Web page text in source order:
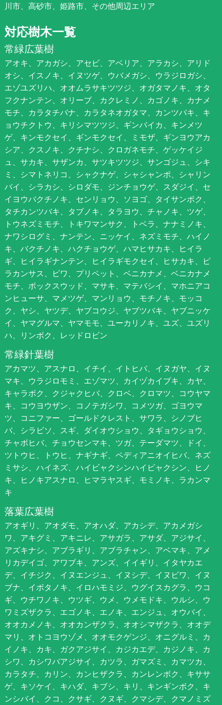
川市、高砂市、姫路市、その他周辺エリア
対応樹木一覧
常緑広葉樹
アオキ、アカガシ、アセビ、アベリア、アラカシ、アリド
オシ、イスノキ、イヌツゲ、ウバメガシ、ウラジロガシ、
エゾユズリハ、オオムラサキツツジ、オガタマノキ、オタ
フクナンテン、オリーブ、カクレミノ、カゴノキ、カナメ
モチ、カラタチバナ、カラタネオガタマ、カンツバキ、キ
ョウチクトウ、キリシマツツジ、ギンバイカ、キンメツ
ゲ、キンモクセイ、ギンモクセイ、ミモザ、ギンヨウアカ
シア、クスノキ、クチナシ、クロガネモチ、ゲッケイジ
ュ、サカキ、サザンカ、サツキツツジ、サンゴジュ、シキ
ミ、シマトネリコ、シャクナゲ、シャシャンポ、シャリン
バイ、シラカシ、シロダモ、ジンチョウゲ、スダジイ、セ
イヨウバクチノキ、センリョウ、ソヨゴ、タイサンボク、
タチカンツバキ、タブノキ、タラヨウ、チャノキ、ツゲ、
トウネズミモチ、トキワマンサク、トベラ、ナナミノキ、
ナワシログミ、ナンテン、ニッケイ、ネズミモチ、ハイノ
キ、バクチノキ、ハクチョウゲ、ハマヒサカキ、ヒイラ
ギ、ヒイラギナンテン、ヒイラギモクセイ、ヒサカキ、ピ
ラカンサス、ビワ、プリペット、ベニカナメ、ベニカナメ
モチ、ボックスウッド、マサキ、マテバシイ、マホニアコ
ンヒューサ、マメツゲ、マンリョウ、モチノキ、モッコ
ク、ヤシ、ヤツデ、ヤブコウジ、ヤブツバキ、ヤブニッケ
イ、ヤマグルマ、ヤマモモ、ユーカリノキ、ユズ、ユズリ
ハ、リンボク、レッドロビン
常緑針葉樹
アカマツ、アスナロ、イチイ、イトヒバ、イヌガヤ、イヌ
マキ、ウラジロモミ、エゾマツ、カイヅカイブキ、カヤ、
キャラボク、クジャクヒバ、クロベ、クロマツ、コウヤマ
キ、コウヨウザン、コノテガシワ、コメツガ、ゴヨウマ
ツ、コニファー、ゴールドクレスト、サワラ、シノブヒ
バ、シラビソ、スギ、ダイオウショウ、タギョウショウ、
チャボヒバ、チョウセンマキ、ツガ、テーダマツ、ドイ、
ツトウヒ、トウヒ、ナギナギ、ペディアニオイヒバ、ネズ
ミサシ、ハイネズ、ハイビャクシンハイビャクシン、ヒノ
キ、ヒノキアスナロ、ヒマラヤスギ、モミノキ、ラカンマ
キ
落葉広葉樹
アオギリ、アオダモ、アオハダ、アカシデ、アカメガシ
ワ、アキグミ、アキニレ、アサガラ、アサダ、アジサイ、
アズキナシ、アブラギリ、アブラチャン、アベマキ、アメ
リカデイゴ、アワブキ、アンズ、イイギリ、イタヤカエ
デ、イチジク、イヌエンジュ、イヌシデ、イヌビワ、イヌ
ブナ、イボタノキ、イロハモミジ、ウグイスカグラ、ウコ
ギ、ウチワノキ、ウツギ、ウメ、ウメモドキ、ウルシ、ウ
ワミズザクラ、エゴノキ、エノキ、エンジュ、オウバイ、
オオカメノキ、オオカンザクラ、オオシマザクラ、オオデ
マリ、オトコヨウゾメ、オオモクゲンジ、オニグルミ、カ
イノキ、カキ、ガクアジサイ、カジカエデ、カジノキ、カ
シワ、カシワバアジサイ、カツラ、ガマズミ、カマツカ、
カラタチ、カリン、カンヒザクラ、カンレンボク、キササ
ゲ、キソケイ、キハダ、キブシ、キリ、キンギンボク、キ
ンシバイ、クコ、クサギ、クヌギ、クマシデ、クマノミズ